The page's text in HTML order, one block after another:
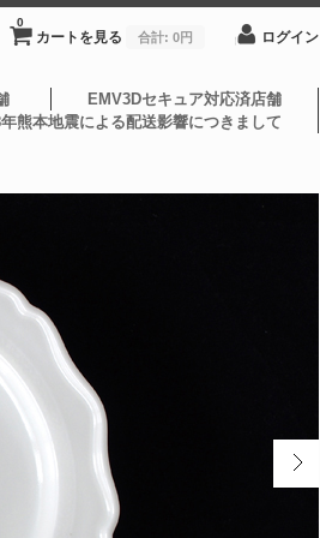
カートを見る
0
合計: 0円 ログイン
EMV3Dセキュア対応済店舗
熊本地震による配送影響につきまして